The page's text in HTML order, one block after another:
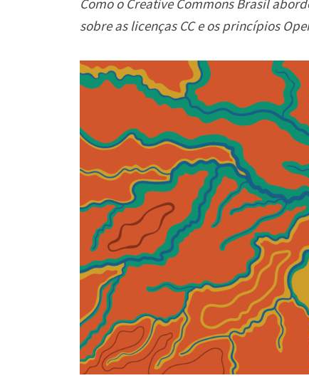
Como o Creative Commons Brasil
sobre as licenças CC e os princípios